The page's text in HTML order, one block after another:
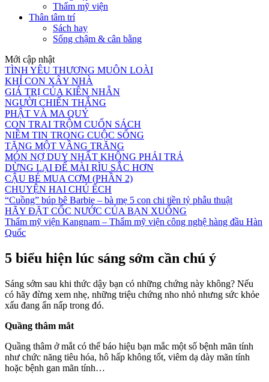
Thẩm mỹ viện
Thân tâm trí
Sách hay
Sống chậm & cân bằng
Mới cập nhật
TÌNH YÊU THƯƠNG MUÔN LOÀI
KHỈ CON XÂY NHÀ
GIÁ TRỊ CỦA KIÊN NHẪN
NGƯỜI CHIẾN THẮNG
PHẬT VÀ MA QUỶ
CON TRAI TRỘM CUỐN SÁCH
NIỀM TIN TRONG CUỘC SỐNG
TẶNG MỘT VẦNG TRĂNG
MÓN NỢ DUY NHẤT KHÔNG PHẢI TRẢ
DỪNG LẠI ĐỂ MÀI RÌU SẮC HƠN
CẬU BÉ MUA CƠM (PHẦN 2)
CHUYỆN HAI CHÚ ẾCH
“Cuồng” búp bê Barbie – bà mẹ 5 con chi tiền tỷ phẫu thuật
HÃY ĐẶT CỐC NƯỚC CỦA BẠN XUỐNG
Thẩm mỹ viện Kangnam – Thẩm mỹ viện công nghệ hàng đầu Hàn
Quốc
5 biểu hiện lúc sáng sớm cần chú ý
Sáng sớm sau khi thức dậy bạn có những chứng này không? Nếu
có hãy đừng xem nhẹ, những triệu chứng nho nhỏ nhưng sức khỏe
xấu đang ẩn nấp trong đó.
Quầng thâm mắt
Quầng thâm ở mắt có thể báo hiệu bạn mắc một số bệnh mãn tính
như chức năng tiêu hóa, hô hấp không tốt, viêm dạ dày mãn tính
hoặc bệnh gan mãn tính…